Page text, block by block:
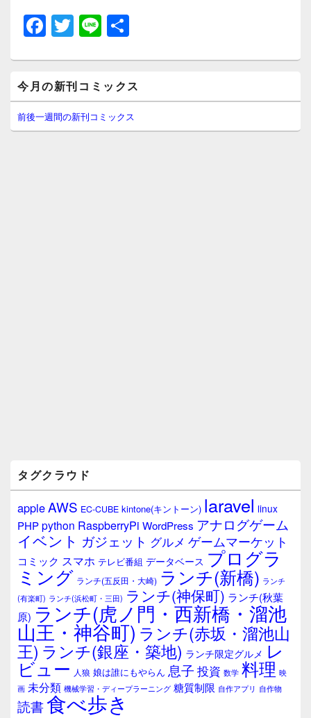
F
a
c
e
b
o
T
wi
tt
er
Li
n
e
イ
ン
サ
イ
今月の新刊コミックス
前後一週間の新刊コミックス
タグクラウド
appleAWS EC-CUBE kintone(キントーン) laravel linux
PHPpython RaspberryPi WordPress アナログゲーム
イベント ガジェット グルメ ゲームマーケット
コミック スマホ テレビ番組 データベース プログラ
ミング ランチ(五反田・大崎) ランチ(新橋) ランチ
(有楽町) ランチ(浜松町・三田) ランチ(神保町) ランチ(秋葉
原) ランチ(虎ノ門・西新橋・溜池
山王・神谷町) ランチ(赤坂・溜池山
王) ランチ(銀座・築地) ランチ限定グルメ レ
ビュー 人狼 娘は誰にもやらん 息子 投資 数学 料理 映
画 未分類 機械学習・ディープラーニング 糖質制限 自作アプリ 自作物
読書食べ歩き